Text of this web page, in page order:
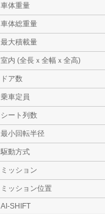
車体重量
車体総重量
最大積載量
室内 (全長ｘ全幅ｘ全高)
ドア数
乗車定員
シート列数
最小回転半径
駆動方式
ミッション
ミッション位置
AI-SHIFT